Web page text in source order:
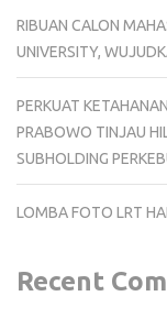
RIBUAN CALON
UNIVERSITY,
PERKUAT
PRABOWO TINJAU
SUBHOLDING
LOMBA FOTO LRT
Recent